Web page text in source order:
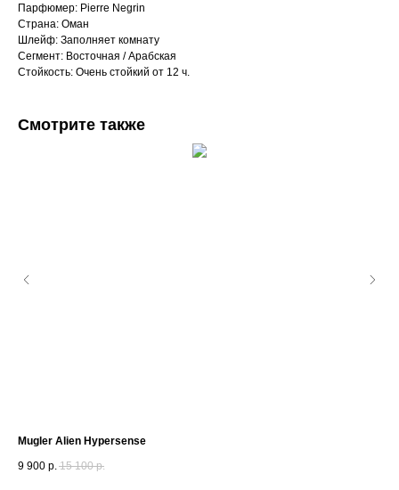
Парфюмер: Pierre Negrin
Страна: Оман
Шлейф: Заполняет комнату
Сегмент: Восточная / Арабская
Стойкость: Очень стойкий от 12 ч.
Смотрите также
Mugler Alien Hypersense
9 900 р. 15 100 р.